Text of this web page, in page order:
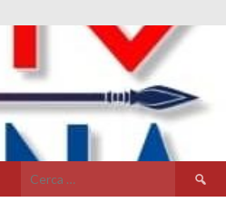
Ricerca
per: